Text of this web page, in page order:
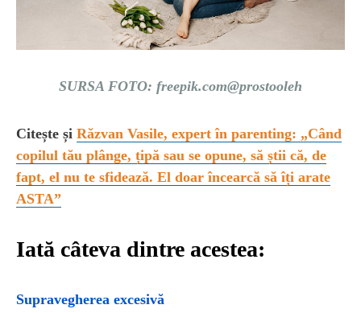
SURSA FOTO: freepik.com@prostooleh
Citește și Răzvan Vasile, expert în parenting: „Când
copilul tău plânge, țipă sau se opune, să știi că, de
fapt, el nu te sfidează. El doar încearcă să îți arate
ASTA”
Iată câteva dintre acestea:
Supravegherea excesivă